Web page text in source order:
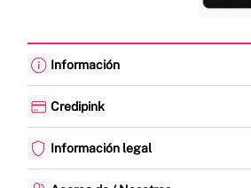
Información
Política de envíos
Centro de Ayuda
Preguntas frecuentes
Credipink
Paga aquí tu Credi-Pink
Actualización de datos
Información legal
Política de tratamiento de datos personales